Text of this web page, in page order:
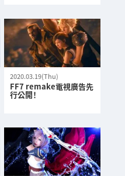
2020.03.19(Thu)
FF7 remake電視廣告先
行公開！